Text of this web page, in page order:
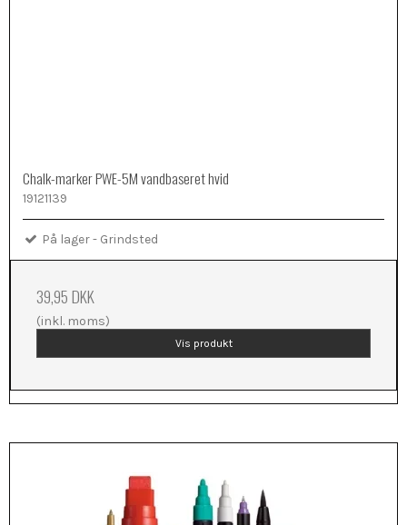
Chalk-marker PWE-5M vandbaseret hvid
19121139
På lager - Grindsted
39,95 DKK
(inkl. moms)
Vis produkt